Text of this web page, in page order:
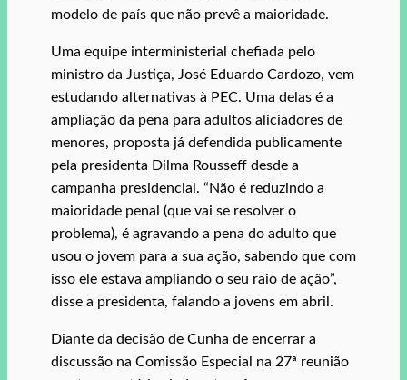
modelo de país que não prevê a maioridade.
Uma equipe interministerial chefiada pelo
ministro da Justiça, José Eduardo Cardozo, vem
estudando alternativas à PEC. Uma delas é a
ampliação da pena para adultos aliciadores de
menores, proposta já defendida publicamente
pela presidenta Dilma Rousseff desde a
campanha presidencial. “Não é reduzindo a
maioridade penal (que vai se resolver o
problema), é agravando a pena do adulto que
usou o jovem para a sua ação, sabendo que com
isso ele estava ampliando o seu raio de ação”,
disse a presidenta, falando a jovens em abril.
Diante da decisão de Cunha de encerrar a
discussão na Comissão Especial na 27ª reunião